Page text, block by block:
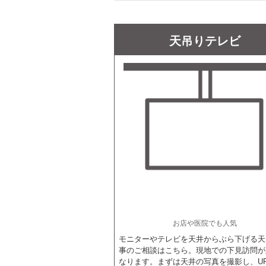
天吊りテレビ
お店や医院でも人気
モニターやテレビを天井からぶら下げる
事のご相談はこちら。現地での下見訪問が
なります。まずは天井の写真を撮影し、